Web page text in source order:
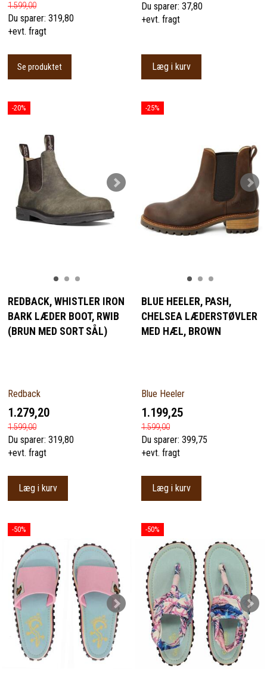
1.599,00
Du sparer: 319,80
+evt. fragt
Se produktet
Du sparer: 37,80
+evt. fragt
Læg i kurv
-20%
REDBACK, WHISTLER IRON
BARK LÆDER BOOT, RWIB
(BRUN MED SORT SÅL)
Redback
1.279,20
1.599,00
Du sparer: 319,80
+evt. fragt
Læg i kurv
-25%
BLUE HEELER, PASH,
CHELSEA LÆDERSTØVLER
MED HÆL, BROWN
Blue Heeler
1.199,25
1.599,00
Du sparer: 399,75
+evt. fragt
Læg i kurv
-50% -50%